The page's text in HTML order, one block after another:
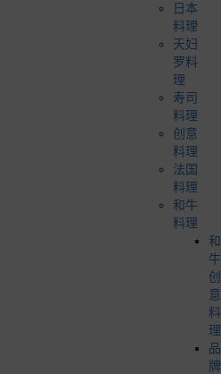
日本
料理
天妇
罗料
理
寿司
料理
创意
料理
法国
料理
和牛
料理
和
牛
创
意
料
理
品
牌